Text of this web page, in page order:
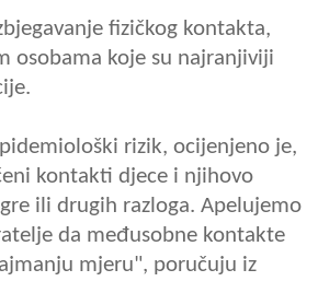
fizičkog kontakta,
osobama koje su najranjiviji
rizik, ocijenjeno je,
kontakti djece i njihovo
ili drugih razloga. Apelujemo
da međusobne kontakte
mjeru", poručuju iz